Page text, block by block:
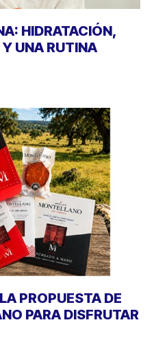
HIDRATACIÓN,
UNA RUTINA
PROPUESTA DE
PARA DISFRUTAR